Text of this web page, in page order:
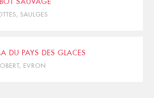
SAULGES
DU PAYS DES GLACES
EVRON